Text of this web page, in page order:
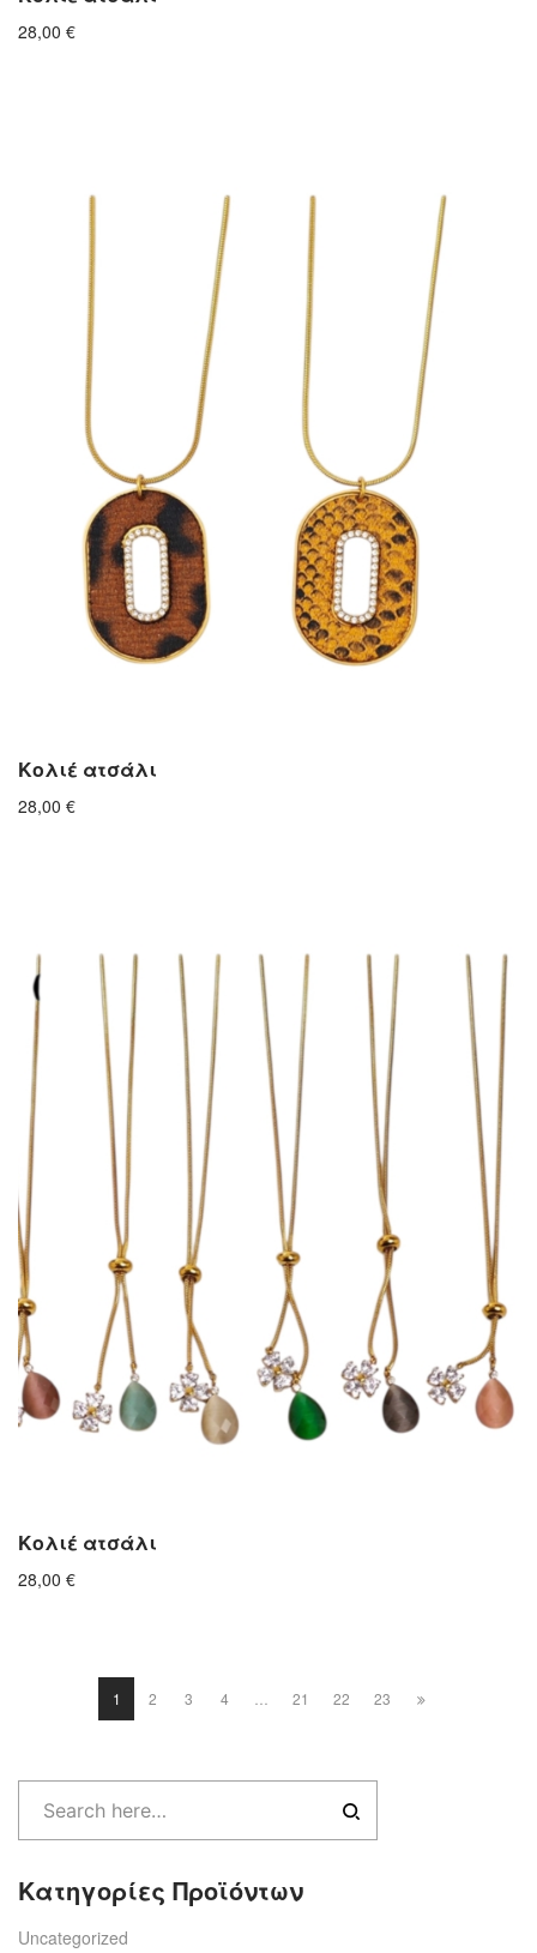
28,00 €
Κολιέ ατσάλι
28,00 €
Κολιέ ατσάλι
28,00 €
1 2 3 4 21 22 23
Κατηγορίες Προϊόντων
Uncategorized